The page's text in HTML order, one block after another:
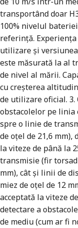
transportând doar
100% nivelul
referință.
utilizare și
este măsurată la al
de nivel al mării.
cu creșterea
de utilizare oficial. 3.
obstacolelor pe linia
spre o linie de
de oțel de 21,6 mm),
la viteze de până la
transmisie (fir
mm), cât și linii de
miez de oțel de 12
acceptată la viteze
detectare a
de mediu (cum ar fi